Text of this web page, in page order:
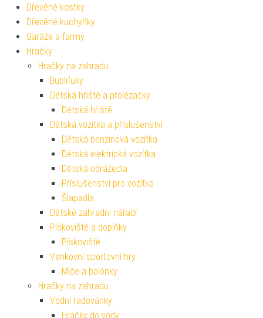
Dřevěné kostky
Dřevěné kuchyňky
Garáže a farmy
Hračky
Hračky na zahradu
Bublifuky
Dětská hřiště a prolézačky
Dětská hřiště
Dětská vozítka a příslušenství
Dětská benzínová vozítka
Dětská elektrická vozítka
Dětská odrážedla
Příslušenství pro vozítka
Šlapadla
Dětské zahradní nářadí
Pískoviště a doplňky
Pískoviště
Venkovní sportovní hry
Míče a balónky
Hračky na zahradu
Vodní radovánky
Hračky do vody